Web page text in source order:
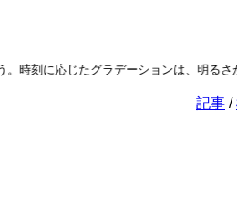
時刻に応じたグラデーションは、明るさ
記事